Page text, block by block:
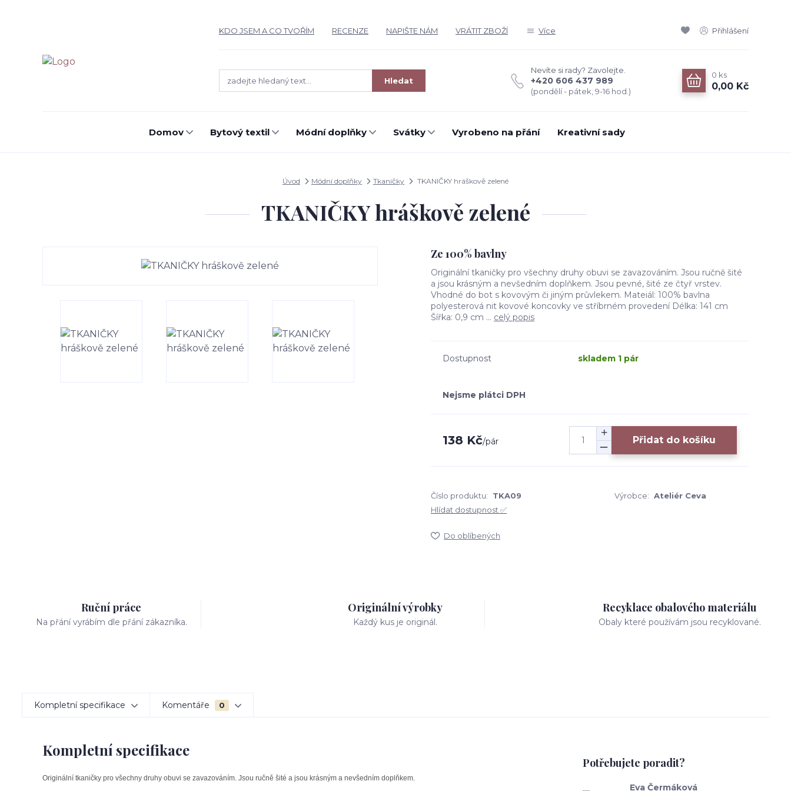
KDO JSEM A CO TVOŘÍM RECENZE NAPIŠTE NÁM VRÁTIT ZBOŽÍ Více Přihlášení
Hledat
Nevíte si rady? Zavolejte.
+420 606 437 989
(pondělí - pátek, 9-16 hod.)
0 ks
0,00 Kč
Domov Bytový textil Módní doplňky Svátky Vyrobeno na přání Kreativní sady
Úvod Módní doplňky Tkaničky TKANIČKY hráškově zelené
TKANIČKY hráškově zelené
Ze 100% bavlny
Originální tkaničky pro všechny druhy obuvi se zavazováním. Jsou ručně šité
a jsou krásným a nevšedním doplňkem. Jsou pevné, šité ze čtyř vrstev.
Vhodné do bot s kovovým či jiným průvlekem. Mateiál: 100% bavlna
polyesterová nit kovové koncovky ve stříbrném provedení Délka: 141 cm
Šířka: 0,9 cm ... celý popis
Dostupnost skladem 1 pár
Nejsme plátci DPH
138 Kč/pár Přidat do košíku
Číslo produktu: TKA09 Výrobce: Ateliér Ceva
Hlídat dostupnost ✅
Do oblíbených
Ruční práce
Na přání vyrábím dle přání zákazníka.
Originální výrobky
Každý kus je originál.
Recyklace obalového materiálu
Obaly které používám jsou recyklované.
Kompletní specifikace Komentáře 0
Kompletní specifikace
Originální tkaničky pro všechny druhy obuvi se zavazováním. Jsou ručně šité a jsou krásným a nevšedním doplňkem.
Potřebujete poradit?
Eva Čermáková